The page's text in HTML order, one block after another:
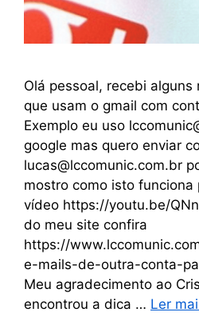
Olá pessoal, recebi
que usam o gmail com
Exemplo eu uso
google mas quero enviar
lucas@lccomunic.com.br
mostro como isto funciona
vídeo https://youtu.be/
do meu site confira
https://
e-mails-de-outra-conta-
Meu agradecimento ao
encontrou a dica … Ler